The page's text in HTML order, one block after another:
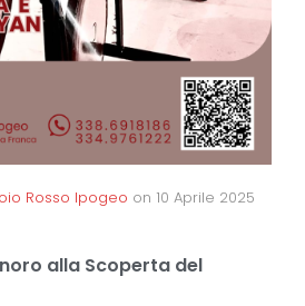
Rosso Ipogeo on 10 Aprile 2025
alla Scoperta del